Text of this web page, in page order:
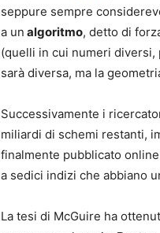
seppure sempre
a un algoritmo, detto di
(quelli in cui numeri diversi,
sarà diversa, ma la
Successivamente i
miliardi di schemi restanti,
finalmente pubblicato
a sedici indizi che abbiano
La tesi di McGuire ha